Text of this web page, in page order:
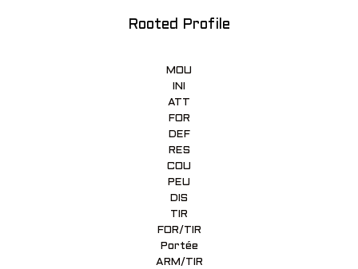
Rooted Profile
MOU
INI
ATT
FOR
DEF
RES
COU
PEU
DIS
TIR
FOR/TIR
Portée
ARM/TIR